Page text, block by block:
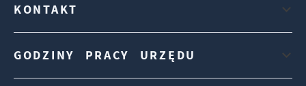
KONTAKT
GODZINY PRACY URZĘDU